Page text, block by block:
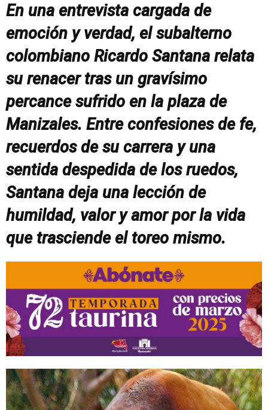
En una entrevista cargada de
emoción y verdad, el subalterno
colombiano Ricardo Santana relata
su renacer tras un gravísimo
percance sufrido en la plaza de
Manizales. Entre confesiones de fe,
recuerdos de su carrera y una
sentida despedida de los ruedos,
Santana deja una lección de
humildad, valor y amor por la vida
que trasciende el toreo mismo.